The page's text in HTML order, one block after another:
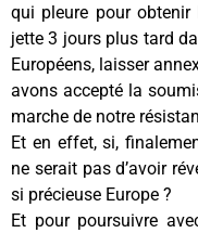
qui pleure pour
jette 3 jours plus tard
Européens, laisser
avons accepté la
marche de notre
Et en effet, si,
ne serait pas d’avoir
si précieuse Europe ?
Et pour poursuivre